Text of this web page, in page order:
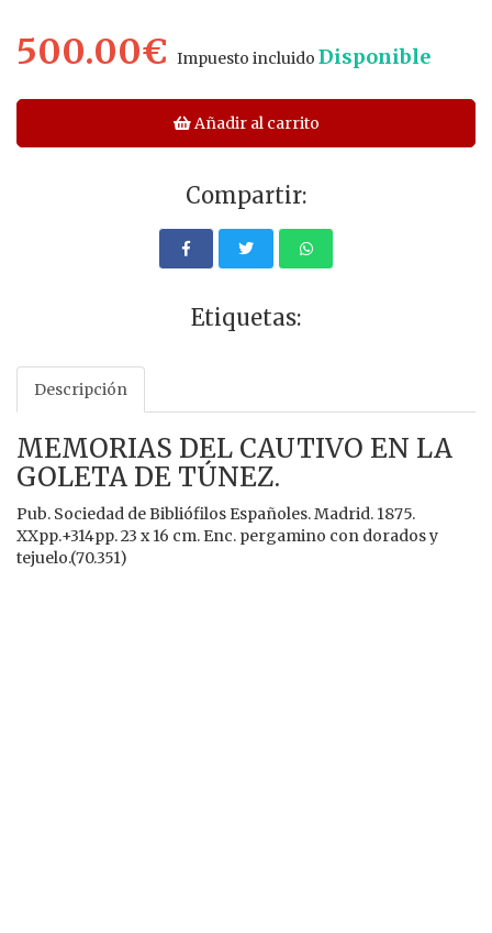
500.00€ Impuesto incluido Disponible
Añadir al carrito
Compartir:
Etiquetas:
Descripción
MEMORIAS DEL CAUTIVO EN LA
GOLETA DE TÚNEZ.
Pub. Sociedad de Bibliófilos Españoles. Madrid. 1875.
XXpp.+314pp. 23 x 16 cm. Enc. pergamino con dorados y
tejuelo.(70.351)